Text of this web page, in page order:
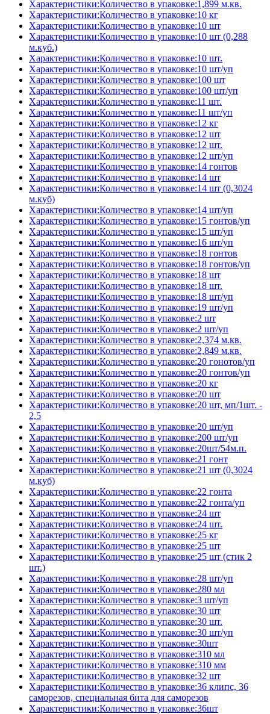
Характеристики:Количество в упаковке:1,899 м.кв.
Характеристики:Количество в упаковке:10 кг
Характеристики:Количество в упаковке:10 шт
Характеристики:Количество в упаковке:10 шт (0,288
м.куб.)
Характеристики:Количество в упаковке:10 шт.
Характеристики:Количество в упаковке:10 шт/уп
Характеристики:Количество в упаковке:100 шт
Характеристики:Количество в упаковке:100 шт/уп
Характеристики:Количество в упаковке:11 шт.
Характеристики:Количество в упаковке:11 шт/уп
Характеристики:Количество в упаковке:12 кг
Характеристики:Количество в упаковке:12 шт
Характеристики:Количество в упаковке:12 шт.
Характеристики:Количество в упаковке:12 шт/уп
Характеристики:Количество в упаковке:14 гонтов
Характеристики:Количество в упаковке:14 шт
Характеристики:Количество в упаковке:14 шт (0,3024
м.куб)
Характеристики:Количество в упаковке:14 шт/уп
Характеристики:Количество в упаковке:15 гонтов/уп
Характеристики:Количество в упаковке:15 шт/уп
Характеристики:Количество в упаковке:16 шт/уп
Характеристики:Количество в упаковке:18 гонтов
Характеристики:Количество в упаковке:18 гонтов/уп
Характеристики:Количество в упаковке:18 шт
Характеристики:Количество в упаковке:18 шт.
Характеристики:Количество в упаковке:18 шт/уп
Характеристики:Количество в упаковке:19 шт/уп
Характеристики:Количество в упаковке:2 шт
Характеристики:Количество в упаковке:2 шт/уп
Характеристики:Количество в упаковке:2,374 м.кв.
Характеристики:Количество в упаковке:2,849 м.кв.
Характеристики:Количество в упаковке:20 гонотов/уп
Характеристики:Количество в упаковке:20 гонтов/уп
Характеристики:Количество в упаковке:20 кг
Характеристики:Количество в упаковке:20 шт
Характеристики:Количество в упаковке:20 шт, мп/1шт. -
2,5
Характеристики:Количество в упаковке:20 шт/уп
Характеристики:Количество в упаковке:200 шт/уп
Характеристики:Количество в упаковке:20шт/54м.п.
Характеристики:Количество в упаковке:21 гонт
Характеристики:Количество в упаковке:21 шт (0,3024
м.куб)
Характеристики:Количество в упаковке:22 гонта
Характеристики:Количество в упаковке:22 гонта/уп
Характеристики:Количество в упаковке:24 шт
Характеристики:Количество в упаковке:24 шт.
Характеристики:Количество в упаковке:25 кг
Характеристики:Количество в упаковке:25 шт
Характеристики:Количество в упаковке:25 шт (стик 2
шт.)
Характеристики:Количество в упаковке:28 шт/уп
Характеристики:Количество в упаковке:280 мл
Характеристики:Количество в упаковке:3 шт/уп
Характеристики:Количество в упаковке:30 шт
Характеристики:Количество в упаковке:30 шт.
Характеристики:Количество в упаковке:30 шт/уп
Характеристики:Количество в упаковке:30шт
Характеристики:Количество в упаковке:310 мл
Характеристики:Количество в упаковке:310 мм
Характеристики:Количество в упаковке:32 шт
Характеристики:Количество в упаковке:36 клипс, 36
саморезов, специальная бита для саморезов
Характеристики:Количество в упаковке:36шт